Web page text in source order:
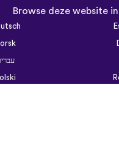
Browse deze website